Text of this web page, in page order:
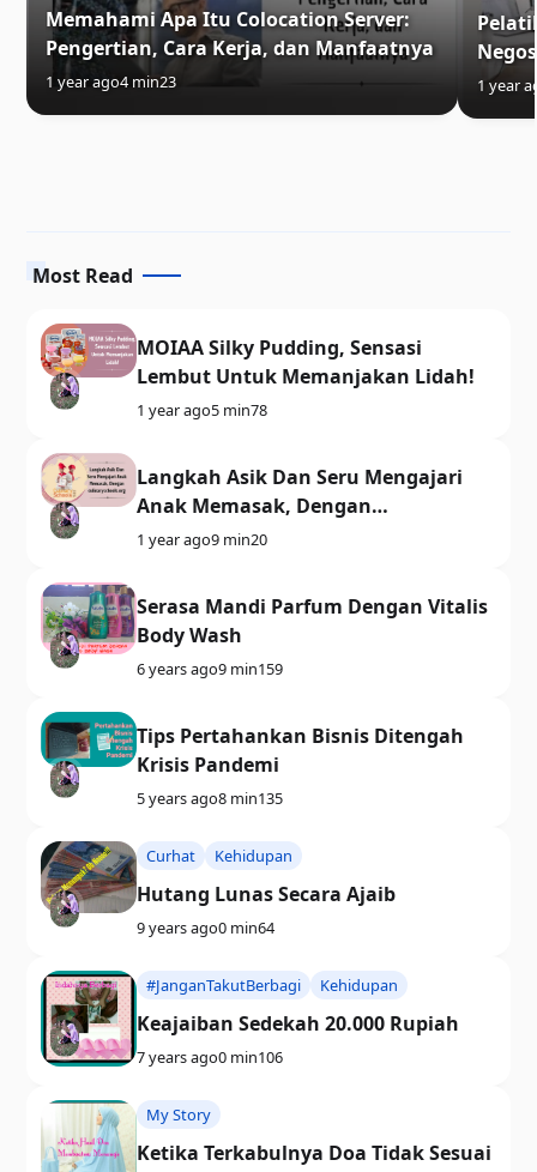
Memahami Apa Itu Colocation Server:
Pengertian, Cara Kerja, dan Manfaatnya
1 year ago4 min23 1 year
Most Read
MOIAA Silky Pudding, Sensasi
Lembut Untuk Memanjakan Lidah!
1 year ago5 min78
Langkah Asik Dan Seru Mengajari
Anak Memasak, Dengan
culinaryschools.org
1 year ago9 min20
Serasa Mandi Parfum Dengan Vitalis
Body Wash
6 years ago9 min159
Tips Pertahankan Bisnis Ditengah
Krisis Pandemi
5 years ago8 min135
Curhat Kehidupan
Hutang Lunas Secara Ajaib
9 years ago0 min64
#JanganTakutBerbagi Kehidupan
Keajaiban Sedekah 20.000 Rupiah
7 years ago0 min106
My Story
Ketika Terkabulnya Doa Tidak Sesuai